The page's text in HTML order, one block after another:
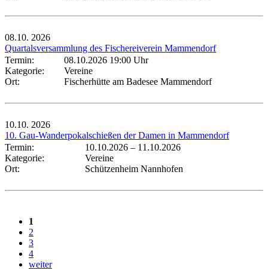
08.10. 2026
Quartalsversammlung des Fischereiverein Mammendorf
Termin:
08.10.2026 19:00 Uhr
Kategorie:
Vereine
Ort:
Fischerhütte am Badesee Mammendorf
10.10. 2026
10. Gau-Wanderpokalschießen der Damen in Mammendorf
Termin:
10.10.2026 – 11.10.2026
Kategorie:
Vereine
Ort:
Schützenheim Nannhofen
1
2
3
4
weiter